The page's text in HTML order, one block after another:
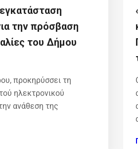
την πρόσβαση
του Δήμου
προκηρύσσει τη
ηλεκτρονικού
ανάθεση της